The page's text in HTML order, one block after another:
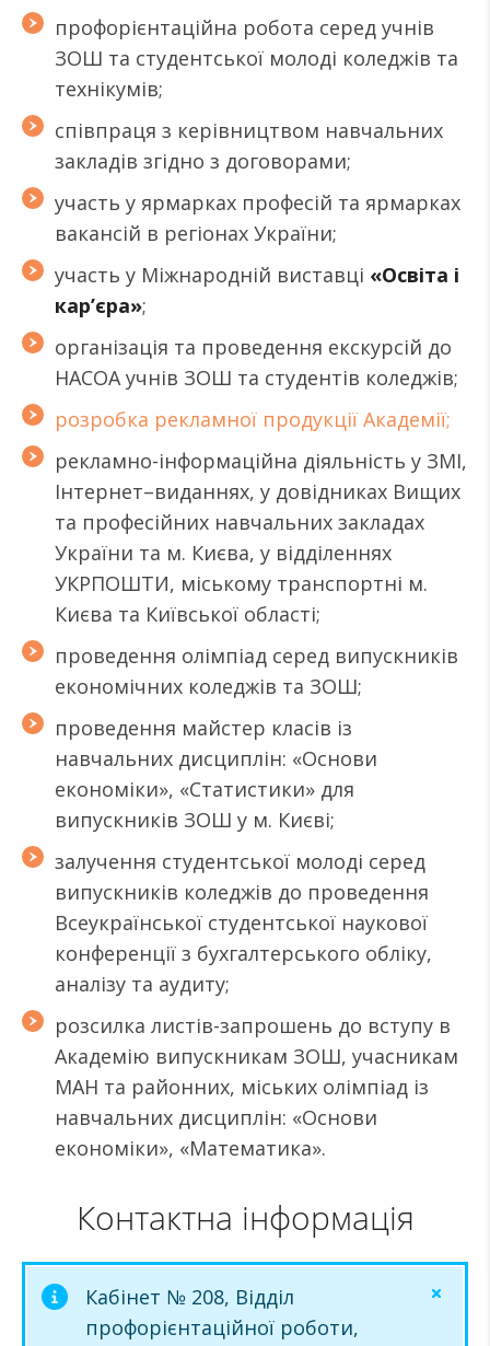
профорієнтаційна робота серед учнів
ЗОШ та студентської молоді коледжів та
технікумів;
співпраця з керівництвом навчальних
закладів згідно з договорами;
участь у ярмарках професій та ярмарках
вакансій в регіонах України;
участь у Міжнародній виставці «Освіта і
кар’єра»;
організація та проведення екскурсій до
НАСОА учнів ЗОШ та студентів коледжів;
розробка рекламної продукції Академії;
рекламно-інформаційна діяльність у ЗМІ,
Інтернет–виданнях, у довідниках Вищих
та професійних навчальних закладах
України та м. Києва, у відділеннях
УКРПОШТИ, міському транспортні м.
Києва та Київської області;
проведення олімпіад серед випускників
економічних коледжів та ЗОШ;
проведення майстер класів із
навчальних дисциплін: «Основи
економіки», «Статистики» для
випускників ЗОШ у м. Києві;
залучення студентської молоді серед
випускників коледжів до проведення
Всеукраїнської студентської наукової
конференції з бухгалтерського обліку,
аналізу та аудиту;
розсилка листів-запрошень до вступу в
Академію випускникам ЗОШ, учасникам
МАН та районних, міських олімпіад із
навчальних дисциплін: «Основи
економіки», «Математика».
Контактна інформація
Кабінет № 208, Відділ
профорієнтаційної роботи,